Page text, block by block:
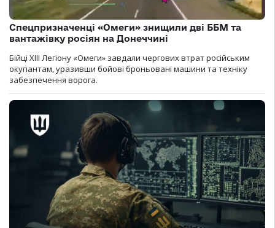
Спецпризначенці «Омеги» знищили дві ББМ та
вантажівку росіян на Донеччині
Бійці ХІІІ Легіону «Омеги» завдали чергових втрат російським
окупантам, уразивши бойові броньовані машини та техніку
забезпечення ворога.